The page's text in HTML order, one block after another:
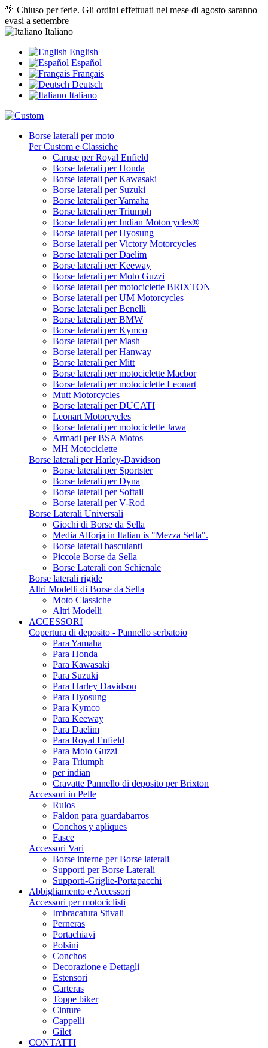
🌴 Chiuso per ferie. Gli ordini effettuati nel mese di agosto saranno
evasi a settembre
Italiano
English
Español
Français
Deutsch
Italiano
Borse laterali per moto
Per Custom e Classiche
Caruse per Royal Enfield
Borse laterali per Honda
Borse laterali per Kawasaki
Borse laterali per Suzuki
Borse laterali per Yamaha
Borse laterali per Triumph
Borse laterali per Indian Motorcycles®
Borse laterali per Hyosung
Borse laterali per Victory Motorcycles
Borse laterali per Daelim
Borse laterali per Keeway
Borse laterali per Moto Guzzi
Borse laterali per motociclette BRIXTON
Borse laterali per UM Motorcycles
Borse laterali per Benelli
Borse laterali per BMW
Borse laterali per Kymco
Borse laterali per Mash
Borse laterali per Hanway
Borse laterali per Mitt
Borse laterali per motociclette Macbor
Borse laterali per motociclette Leonart
Mutt Motorcycles
Borse laterali per DUCATI
Leonart Motorcycles
Borse laterali per motociclette Jawa
Armadi per BSA Motos
MH Motociclette
Borse laterali per Harley-Davidson
Borse laterali per Sportster
Borse laterali per Dyna
Borse laterali per Softail
Borse laterali per V-Rod
Borse Laterali Universali
Giochi di Borse da Sella
Media Alforja in Italian is "Mezza Sella".
Borse laterali basculanti
Piccole Borse da Sella
Borse Laterali con Schienale
Borse laterali rigide
Altri Modelli di Borse da Sella
Moto Classiche
Altri Modelli
ACCESSORI
Copertura di deposito - Pannello serbatoio
Para Yamaha
Para Honda
Para Kawasaki
Para Suzuki
Para Harley Davidson
Para Hyosung
Para Kymco
Para Keeway
Para Daelim
Para Royal Enfield
Para Moto Guzzi
Para Triumph
per indian
Cravatte Pannello di deposito per Brixton
Accessori in Pelle
Rulos
Faldon para guardabarros
Conchos y apliques
Fasce
Accessori Vari
Borse interne per Borse laterali
Supporti per Borse Laterali
Supporti-Griglie-Portapacchi
Abbigliamento e Accessori
Accessori per motociclisti
Imbracatura Stivali
Perneras
Portachiavi
Polsini
Conchos
Decorazione e Dettagli
Estensori
Carteras
Toppe biker
Cinture
Cappelli
Gilet
CONTATTI